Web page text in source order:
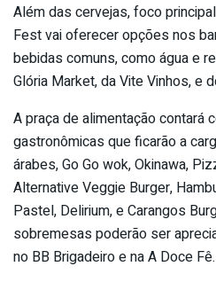
Além das cervejas, foco
Fest vai oferecer opções nos
bebidas comuns, como água e
Glória Market, da Vite Vinhos, e
A praça de alimentação contará
gastronômicas que ficarão a
árabes, Go Go wok, Okinawa,
Alternative Veggie Burger,
Pastel, Delirium, e Carangos
sobremesas poderão ser
no BB Brigadeiro e na A Doce Fê.